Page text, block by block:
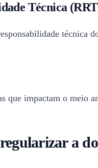
Técnica
técnica
que impactam o meio
a